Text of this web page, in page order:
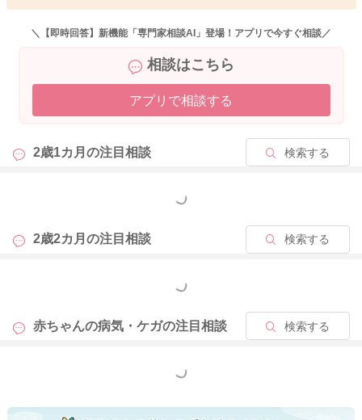
＼【即時回答】新機能「専門家相談AI」登場！アプリで今すぐ相談／
相談はこちら
アプリで相談する
2歳1カ月の注目相談 検索する
もっと見る
2歳2カ月の注目相談 検索する
もっと見る
赤ちゃんの病気・ケガの注目相談 検索する
もっと見る